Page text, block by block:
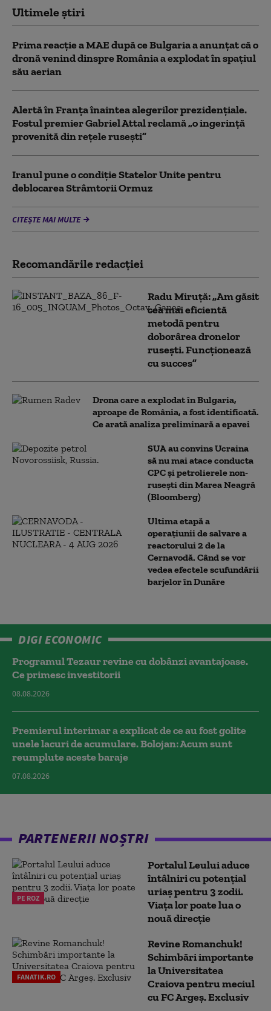
Ultimele știri
Prima reacție a MAE după ce Bulgaria a anunţat că o
dronă venind dinspre România a explodat în spaţiul
său aerian
Alertă în Franța înaintea alegerilor prezidențiale.
Fostul premier Gabriel Attal reclamă „o ingerință
provenită din rețele rusești”
Iranul pune o condiție Statelor Unite pentru
deblocarea Strâmtorii Ormuz
CITEȘTE MAI MULTE
Recomandările redacţiei
Radu Miruță: „Am găsit
cea mai eficientă
metodă pentru
doborârea dronelor
rusești. Funcționează
cu succes”
Drona care a explodat în Bulgaria,
aproape de România, a fost identificată.
Ce arată analiza preliminară a epavei
SUA au convins Ucraina
să nu mai atace conducta
CPC şi petrolierele non-
ruseşti din Marea Neagră
(Bloomberg)
Ultima etapă a
operațiunii de salvare a
reactorului 2 de la
Cernavodă. Când se vor
vedea efectele scufundării
barjelor în Dunăre
DIGI ECONOMIC
Programul Tezaur revine cu dobânzi avantajoase.
Ce primesc investitorii
08.08.2026
Premierul interimar a explicat de ce au fost golite
unele lacuri de acumulare. Bolojan: Acum sunt
reumplute aceste baraje
07.08.2026
PARTENERII NOȘTRI
PE ROZ
Portalul Leului aduce
întâlniri cu potențial
uriaș pentru 3 zodii.
Viața lor poate lua o
nouă direcție
FANATIK.RO
Revine Romanchuk!
Schimbări importante
la Universitatea
Craiova pentru meciul
cu FC Argeş. Exclusiv